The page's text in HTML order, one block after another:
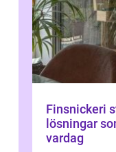
Finsnickeri
lösningar
vardag